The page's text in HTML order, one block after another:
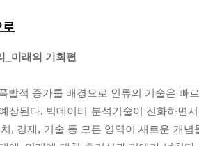
_미래의 기회편
발적 증가를 배경으로 인류의 기술은 빠
상된다. 빅데이터 분석기술이 진화하면
, 경제, 기술 등 모든 영역이 새로운 개